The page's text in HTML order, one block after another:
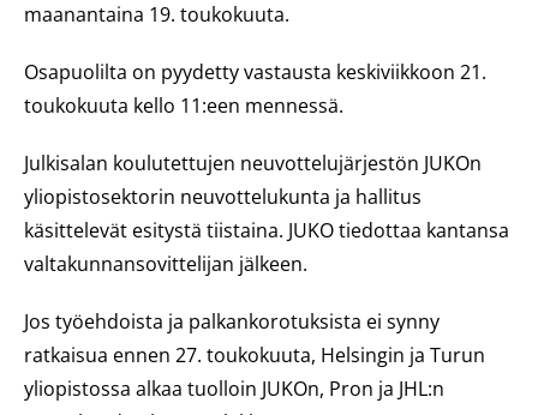
maanantaina 19. toukokuuta.
Osapuolilta on pyydetty vastausta keskiviikkoon 21.
toukokuuta kello 11:een mennessä.
Julkisalan koulutettujen neuvottelujärjestön JUKOn
yliopistosektorin neuvottelukunta ja hallitus
käsittelevät esitystä tiistaina. JUKO tiedottaa kantansa
valtakunnansovittelijan jälkeen.
Jos työehdoista ja palkankorotuksista ei synny
ratkaisua ennen 27. toukokuuta, Helsingin ja Turun
yliopistossa alkaa tuolloin JUKOn, Pron ja JHL:n